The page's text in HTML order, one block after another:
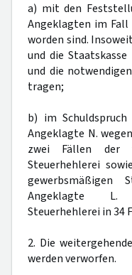
a) mit den
Angeklagten im
worden sind.
und die
und die
tragen;
b) im
Angeklagte N.
zwei Fällen der
Steuerhehlerei
gewerbsmäßigen
Angeklagte L.
Steuerhehlerei in 34
2. Die
werden verworfen.